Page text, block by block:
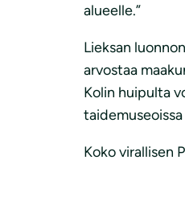
alueelle.”
Lieksan
arvostaa
Kolin huipulta
Koko virallisen